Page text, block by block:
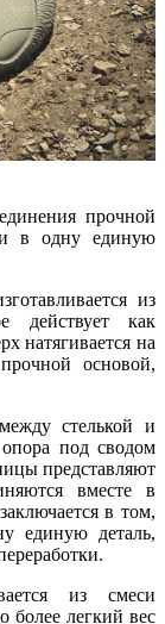
прочной
в одну единую
из
действует как
натягивается на
основой,
стелькой и
под сводом
представляют
вместе в
в том,
единую деталь,
​​из смеси
более легкий вес